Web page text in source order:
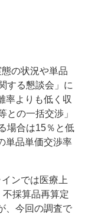
の状況や単品
する懇談会」に
率よりも低く収
との一括交渉」
場合は15％と低
単品単価交渉率
ンでは医療上
採算品再算定
、今回の調査で